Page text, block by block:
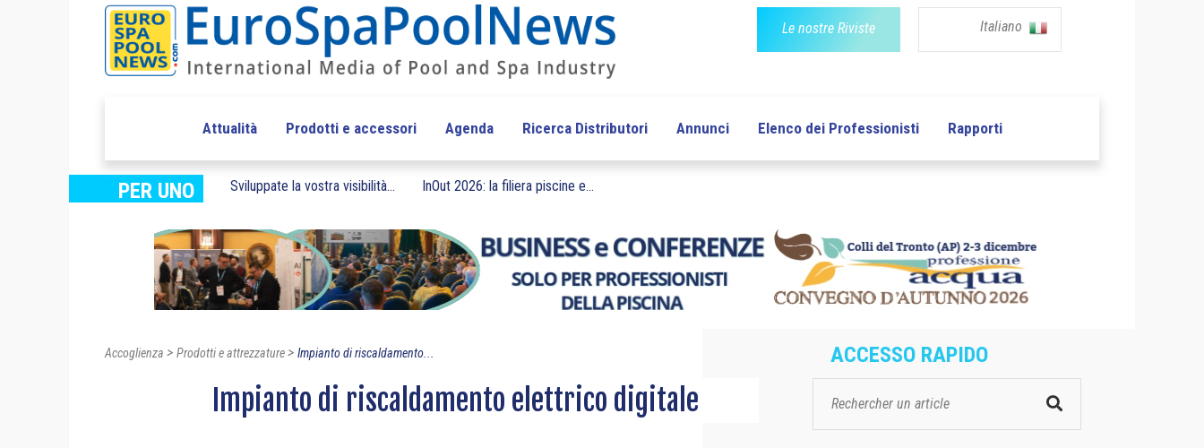
Le nostre Riviste Italiano
Attualità Prodotti e accessori Agenda Ricerca Distributori Annunci Elenco dei Professionisti Rapporti
PER UNO Sviluppate la vostra visibilità... InOut 2026: la filiera piscine e...
Accoglienza > Prodotti e attrezzature> Impianto di riscaldamento...
Impianto di riscaldamento elettrico digitale
ACCESSO RAPIDO